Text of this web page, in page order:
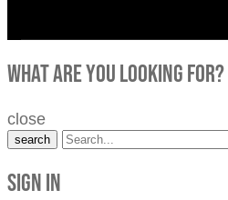
what are you looking for?
close
search
Sign in